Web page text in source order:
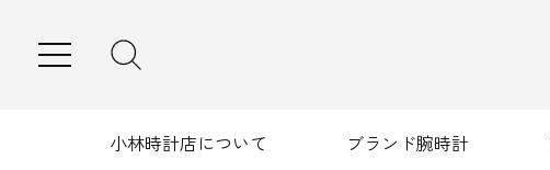
小林時計店について ブランド腕時計